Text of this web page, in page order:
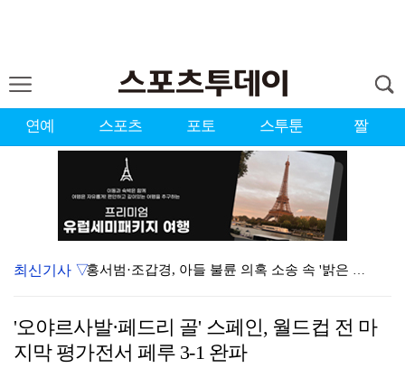
연예 스포츠 포토 스투툰 짤
홍서범·조갑경, 아들 불륜 의혹 소송 속 '밝은 근황'…
최신기사 ▽
'오야르사발·페드리 골' 스페인, 월드컵 전 마
지막 평가전서 페루 3-1 완파